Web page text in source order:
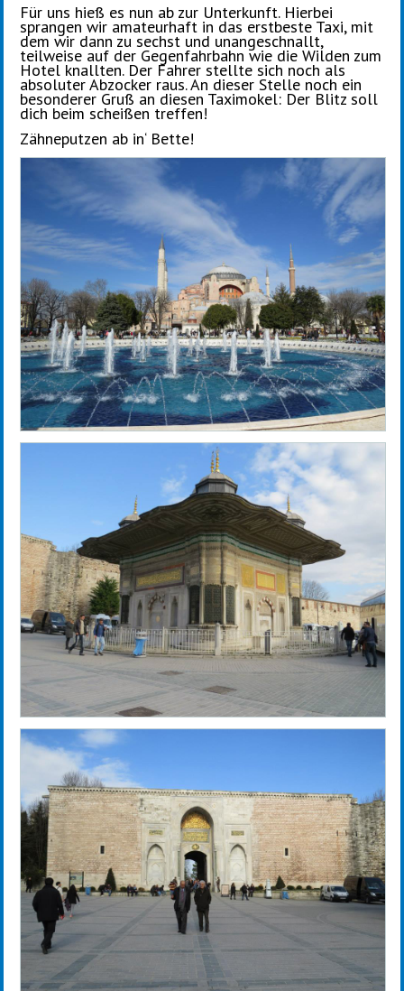
Für uns hieß es nun ab zur Unterkunft. Hierbei
sprangen wir amateurhaft in das erstbeste Taxi, mit
dem wir dann zu sechst und unangeschnallt,
teilweise auf der Gegenfahrbahn wie die Wilden zum
Hotel knallten. Der Fahrer stellte sich noch als
absoluter Abzocker raus. An dieser Stelle noch ein
besonderer Gruß an diesen Taximokel: Der Blitz soll
dich beim scheißen treffen!
Zähneputzen ab in‘ Bette!